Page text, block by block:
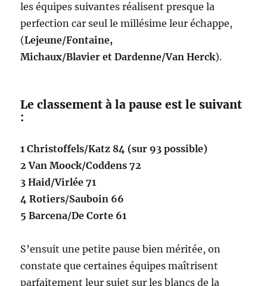
les équipes suivantes réalisent presque la
perfection car seul le millésime leur échappe,
(Lejeune/Fontaine,
Michaux/Blavier et Dardenne/Van Herck).
Le classement à la pause est le suivant
:
1 Christoffels/Katz 84 (sur 93 possible)
2 Van Moock/Coddens 72
3 Haid/Virlée 71
4 Rotiers/Sauboin 66
5 Barcena/De Corte 61
S’ensuit une petite pause bien méritée, on
constate que certaines équipes maîtrisent
parfaitement leur sujet sur les blancs de la